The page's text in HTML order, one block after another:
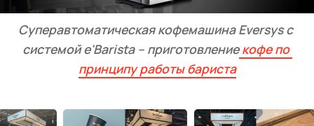
Суперавтоматическая кофемашина Eversys с
системой e'Barista – приготовление кофе по
принципу работы бариста